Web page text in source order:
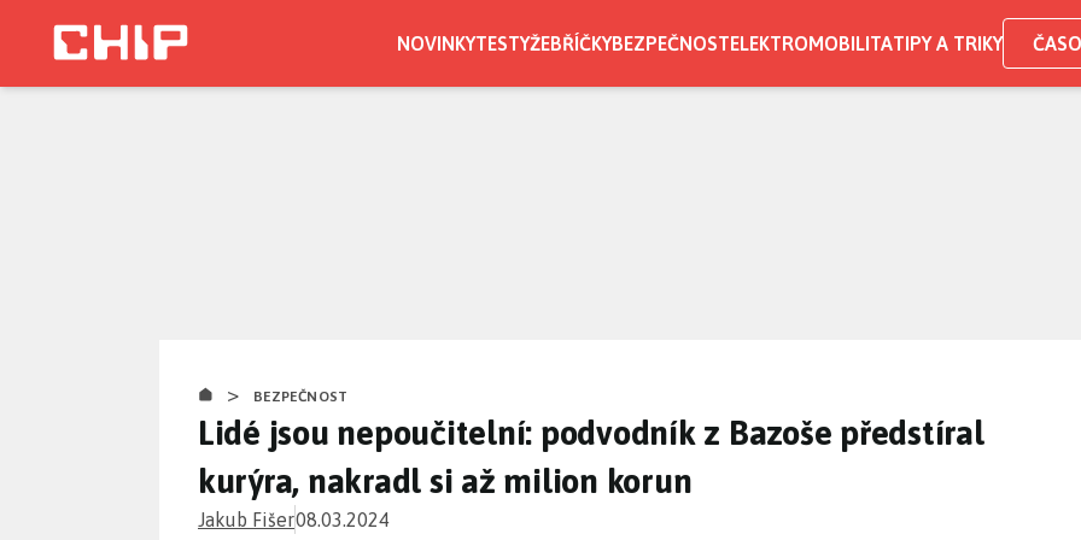
NOVINKYTESTYŽEBŘÍČKYBEZPEČNOSTELEKTROMOBILITATIPY A TRIKY
> BEZPEČNOST
Lidé jsou nepoučitelní: podvodník z Bazoše předstíral
kurýra, nakradl si až milion korun
Jakub Fišer08.03.2024